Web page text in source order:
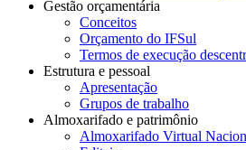
Gestão orçamentária
Conceitos
Orçamento do IFSul
Termos de execução
Estrutura e pessoal
Apresentação
Grupos de trabalho
Almoxarifado e patrimônio
Almoxarifado Virtual